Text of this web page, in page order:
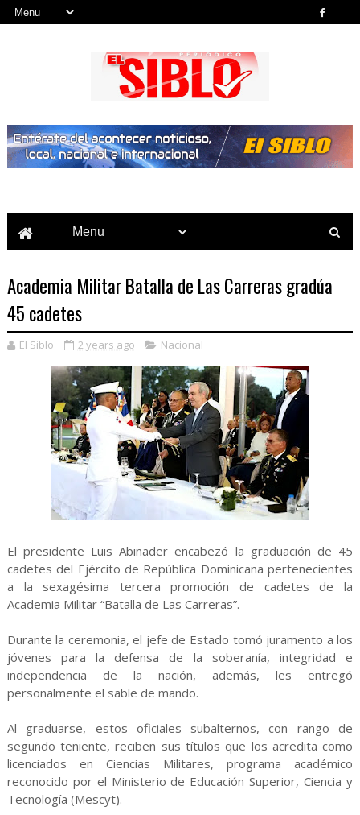
Academia Militar Batalla de Las Carreras gradúa
45 cadetes
El Siblo 2 years ago Nacional
El presidente Luis Abinader encabezó la graduación de 45
cadetes del Ejército de República Dominicana pertenecientes
a la sexagésima tercera promoción de cadetes de la
Academia Militar “Batalla de Las Carreras”.
Durante la ceremonia, el jefe de Estado tomó juramento a los
jóvenes para la defensa de la soberanía, integridad e
independencia de la nación, además, les entregó
personalmente el sable de mando.
Al graduarse, estos oficiales subalternos, con rango de
segundo teniente, reciben sus títulos que los acredita como
licenciados en Ciencias Militares, programa académico
reconocido por el Ministerio de Educación Superior, Ciencia y
Tecnología (Mescyt).